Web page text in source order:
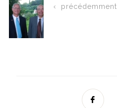
précédemment